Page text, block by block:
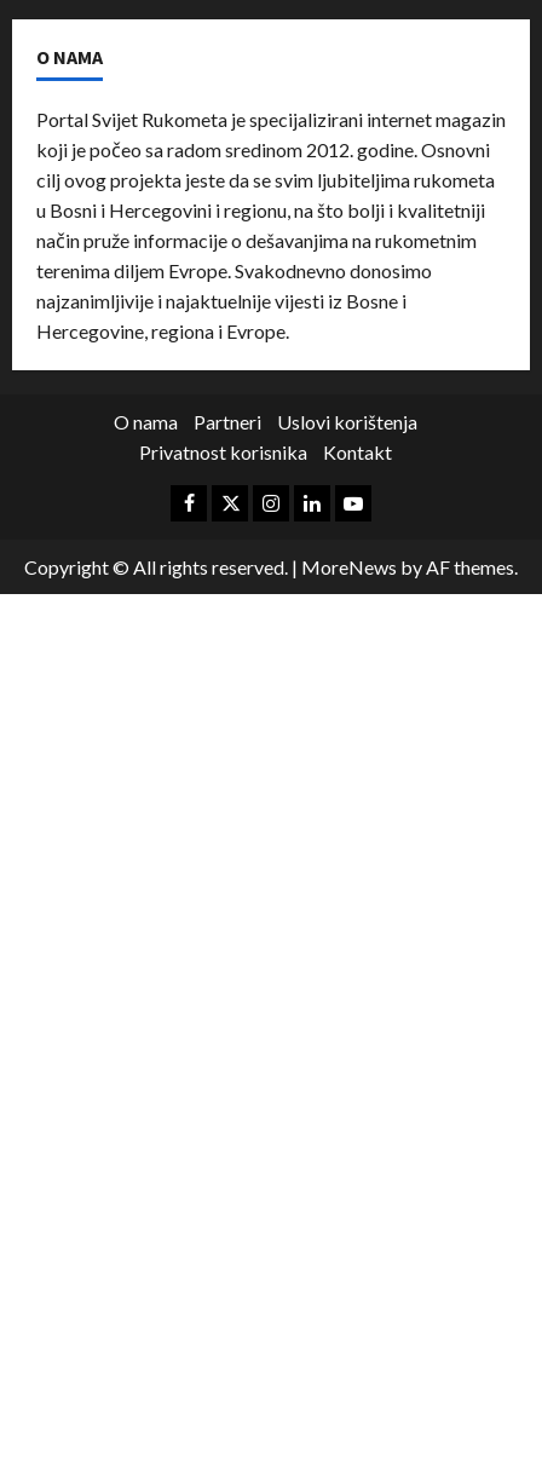
O NAMA
Portal Svijet Rukometa je specijalizirani internet magazin
koji je počeo sa radom sredinom 2012. godine. Osnovni
cilj ovog projekta jeste da se svim ljubiteljima rukometa
u Bosni i Hercegovini i regionu, na što bolji i kvalitetniji
način pruže informacije o dešavanjima na rukometnim
terenima diljem Evrope. Svakodnevno donosimo
najzanimljivije i najaktuelnije vijesti iz Bosne i
Hercegovine, regiona i Evrope.
O nama Partneri
Uslovi korištenja
Privatnost korisnika
Kontakt
Copyright © All rights reserved. | MoreNews by AF themes.